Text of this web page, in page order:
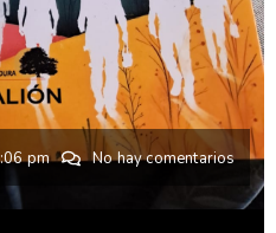
pm No hay comentarios